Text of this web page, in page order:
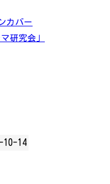
カバー
研究会」
10-14